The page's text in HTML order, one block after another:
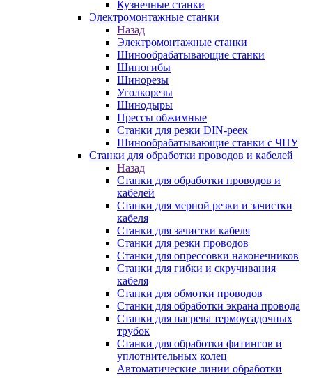
Кузнечные станки
Электромонтажные станки
Назад
Электромонтажные станки
Шинообрабатывающие станки
Шиногибы
Шинорезы
Уголкорезы
Шинодыры
Прессы обжимные
Станки для резки DIN-реек
Шинообрабатывающие станки с ЧПУ
Станки для обработки проводов и кабелей
Назад
Станки для обработки проводов и
кабелей
Станки для мерной резки и зачистки
кабеля
Станки для зачистки кабеля
Станки для резки проводов
Станки для опрессовки наконечников
Станки для гибки и скручивания
кабеля
Станки для обмотки проводов
Станки для обработки экрана провода
Станки для нагрева термоусадочных
трубок
Станки для обработки фитингов и
уплотнительных колец
Автоматические линии обработки